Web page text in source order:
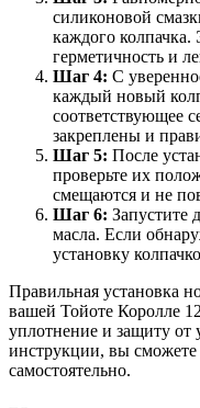
силиконовой
каждого
герметичность и
Шаг 4: С
каждый новый
соответствующее
закреплены и
Шаг 5: После
проверьте их
смещаются и не
Шаг 6: Запустите
масла. Если
установку
Правильная установка
вашей Тойоте Королле
уплотнение и защиту от
инструкции, вы сможете
самостоятельно.